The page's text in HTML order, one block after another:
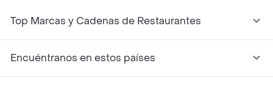
Top Marcas y Cadenas de Restaurantes
Encuéntranos en estos países